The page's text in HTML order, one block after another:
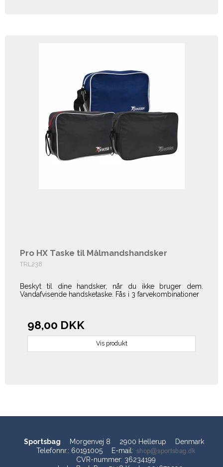
Pro HX Taske til Målmandshandsker
TRL238
Beskyt til dine handsker, når du ikke bruger dem.
Vandafvisende handsketaske. Fås i 3 farvekombinationer
98,00 DKK
Vis produkt
Sportsbag Morgenvej 8 2900 Hellerup
Denmark
Telefonnr.: 60191005 E-mail:
CVR-nummer: 36234199